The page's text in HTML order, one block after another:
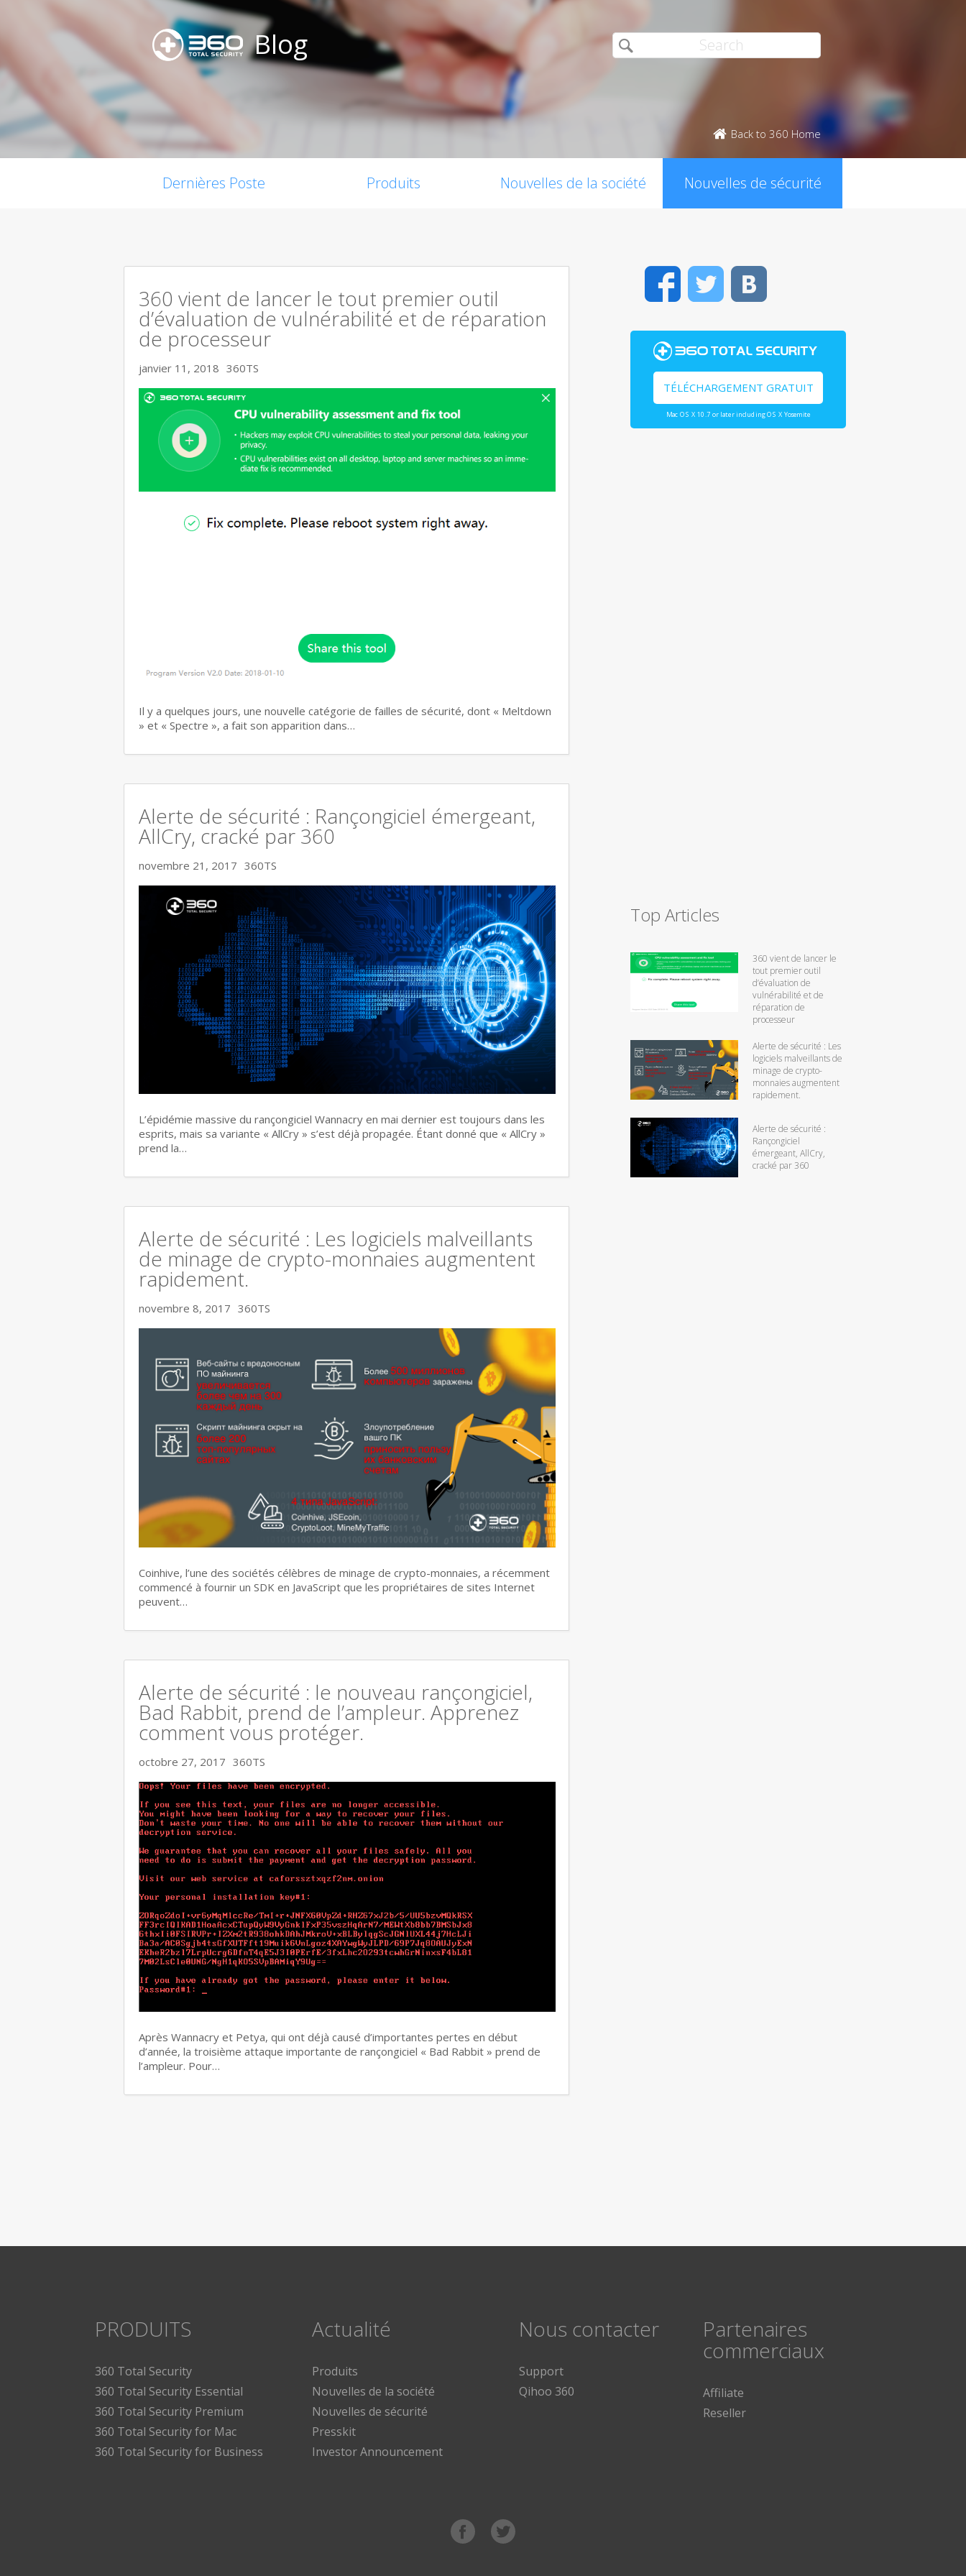
Blog
Back to 360 Home
Dernières Poste Produits Nouvelles de la société Nouvelles de sécurité
360 vient de lancer le tout premier outil
d’évaluation de vulnérabilité et de réparation
de processeur
janvier 11, 2018 360TS
Il y a quelques jours, une nouvelle catégorie de failles de sécurité, dont « Meltdown
» et « Spectre », a fait son apparition dans…
Alerte de sécurité : Rançongiciel émergeant,
AllCry, cracké par 360
novembre 21, 2017 360TS
L’épidémie massive du rançongiciel Wannacry en mai dernier est toujours dans les
esprits, mais sa variante « AllCry » s’est déjà propagée. Étant donné que « AllCry »
prend la…
Alerte de sécurité : Les logiciels malveillants
de minage de crypto-monnaies augmentent
rapidement.
novembre 8, 2017 360TS
Coinhive, l’une des sociétés célèbres de minage de crypto-monnaies, a récemment
commencé à fournir un SDK en JavaScript que les propriétaires de sites Internet
peuvent…
Alerte de sécurité : le nouveau rançongiciel,
Bad Rabbit, prend de l’ampleur. Apprenez
comment vous protéger.
octobre 27, 2017 360TS
Après Wannacry et Petya, qui ont déjà causé d’importantes pertes en début
d’année, la troisième attaque importante de rançongiciel « Bad Rabbit » prend de
l’ampleur. Pour…
FacebookTwitter
TÉLÉCHARGEMENT GRATUIT
Mac OS X 10.7 or later including OS X Yosemite
Top Articles
360 vient de lancer le
tout premier outil
d’évaluation de
vulnérabilité et de
réparation de
processeur
Alerte de sécurité : Les
logiciels malveillants de
minage de crypto-
monnaies augmentent
rapidement.
Alerte de sécurité :
Rançongiciel
émergeant, AllCry,
cracké par 360
PRODUITS
360 Total Security
360 Total Security Essential
360 Total Security Premium
360 Total Security for Mac
360 Total Security for Business
Actualité
Produits
Nouvelles de la société
Nouvelles de sécurité
Presskit
Investor Announcement
Nous contacter
Support
Qihoo 360
Partenaires
commerciaux
Affiliate
Reseller